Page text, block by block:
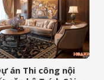
án Thi công nội